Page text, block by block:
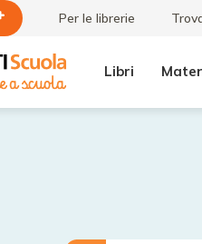
Per le librerie
Libri